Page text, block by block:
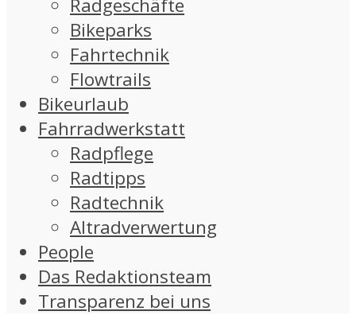
Radgeschäfte
Bikeparks
Fahrtechnik
Flowtrails
Bikeurlaub
Fahrradwerkstatt
Radpflege
Radtipps
Radtechnik
Altradverwertung
People
Das Redaktionsteam
Transparenz bei uns